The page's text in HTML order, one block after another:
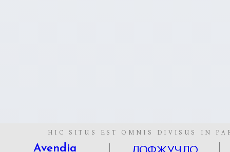
HIC SITUS EST OMNIS DIVISUS IN
Avendia ЛОФЖУЧЛО